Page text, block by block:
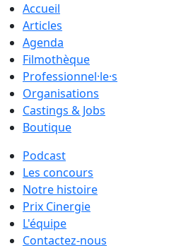
Accueil
Articles
Agenda
Filmothèque
Professionnel·le·s
Organisations
Castings & Jobs
Boutique
Podcast
Les concours
Notre histoire
Prix Cinergie
L'équipe
Contactez-nous